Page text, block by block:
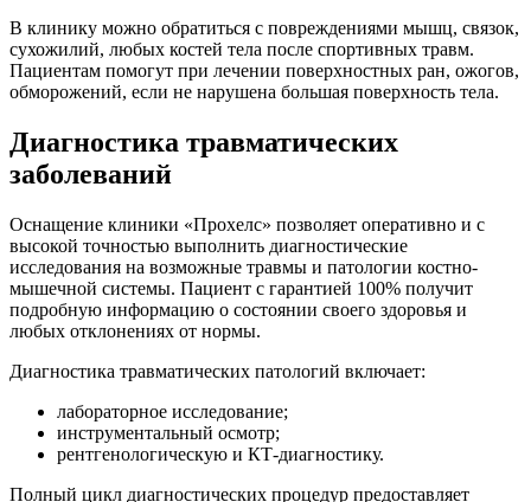
В клинику можно обратиться с повреждениями мышц, связок,
сухожилий, любых костей тела после спортивных травм.
Пациентам помогут при лечении поверхностных ран, ожогов,
обморожений, если не нарушена большая поверхность тела.
Диагностика травматических
заболеваний
Оснащение клиники «Прохелс» позволяет оперативно и с
высокой точностью выполнить диагностические
исследования на возможные травмы и патологии костно-
мышечной системы. Пациент с гарантией 100% получит
подробную информацию о состоянии своего здоровья и
любых отклонениях от нормы.
Диагностика травматических патологий включает:
лабораторное исследование;
инструментальный осмотр;
рентгенологическую и КТ-диагностику.
Полный цикл диагностических процедур предоставляет